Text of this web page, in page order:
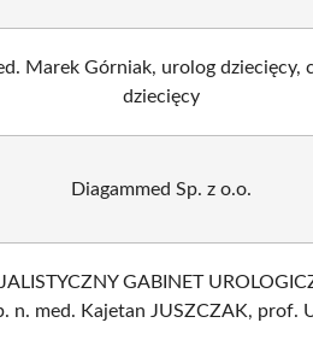
Marek Górniak, urolog dziecięcy,
dziecięcy
Diagammed Sp. z o.o.
GABINET
n. med. Kajetan JUSZCZAK, prof.